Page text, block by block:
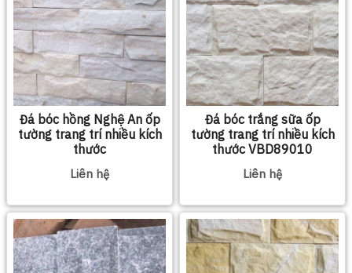
Đá bóc hồng Nghệ An ốp
tường trang trí nhiều kích
thước
Liên hệ
Đá bóc trắng sữa ốp
tường trang trí nhiều kích
thước VBD89010
Liên hệ